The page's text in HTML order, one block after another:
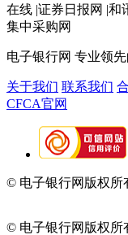
在线 |证券日报网 |和
集中采购网
电子银行网 专业领
关于我们 联系我们
CFCA官网
© 电子银行网版权所
© 电子银行网版权所